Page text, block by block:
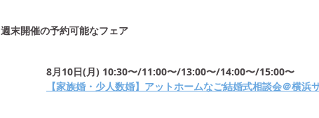
週末開催の予約可能なフェア
8月10日(月) 10:30〜/11:00〜/13:00〜/14:00〜/15:00〜
【家族婚・少人数婚】アットホームなご結婚式相談会＠横浜